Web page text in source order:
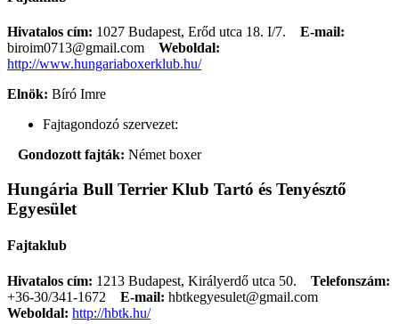
Hivatalos cím: 1027 Budapest, Erőd utca 18. I/7. E-mail:
biroim0713@gmail.com
Weboldal:
http://www.hungariaboxerklub.hu/
Elnök: Bíró Imre
Fajtagondozó szervezet:
Gondozott fajták: Német boxer
Hungária Bull Terrier Klub Tartó és Tenyésztő
Egyesület
Fajtaklub
Hivatalos cím: 1213 Budapest, Királyerdő utca 50. Telefonszám:
+36-30/341-1672
E-mail: hbtkegyesulet@gmail.com
Weboldal: http://hbtk.hu/